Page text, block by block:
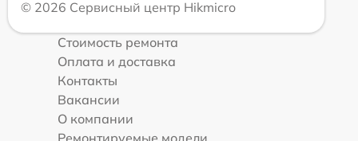
© 2026 Сервисный центр Hikmicro
Стоимость ремонта
Оплата и доставка
Контакты
Вакансии
О компании
Ремонтируемые модели